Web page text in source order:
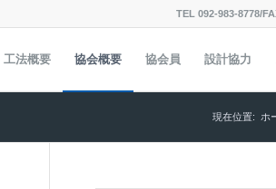
TEL 092-983-8778/
工法概要 協会概要 協会員 設計協力
現在位置: ホ